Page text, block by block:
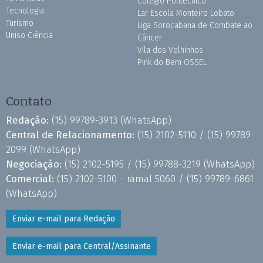
Tecnologia
Turismo
Uniso Ciência
Lar Escola Monteiro Lobato
Liga Sorocabana de Combate ao
Câncer
Vila dos Velhinhos
Pink do Bem OSSEL
Contato
Redação: (15) 99789-3913 (WhatsApp)
Central de Relacionamento: (15) 2102-5110 / (15) 99789-
2099 (WhatsApp)
Negociação: (15) 2102-5195 / (15) 99788-3219 (WhatsApp)
Comercial: (15) 2102-5100 - ramal 5060 / (15) 99789-6861
(WhatsApp)
Enviar e-mail para Redação
Enviar e-mail para Central/Assinante